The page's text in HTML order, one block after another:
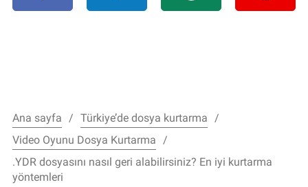
Ana sayfa
Türkiye’de dosya kurtarma
Video Oyunu Dosya Kurtarma
.YDR dosyasını nasıl geri alabilirsiniz? En iyi kurtarma
yöntemleri